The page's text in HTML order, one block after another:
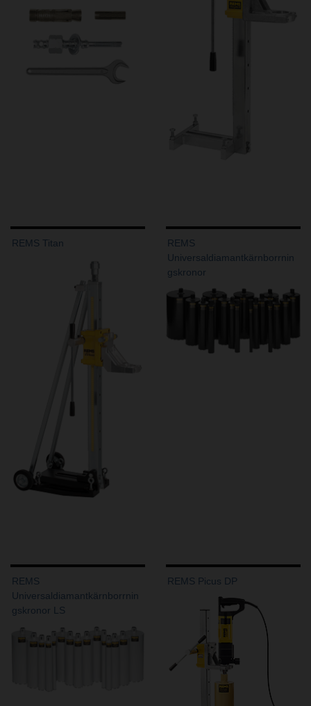
REMS Titan
REMS
Universaldiamantkärnborrnin
gskronor
REMS
Universaldiamantkärnborrnin
gskronor LS
REMS Picus DP